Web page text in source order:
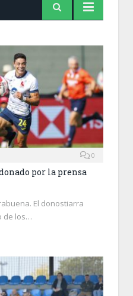
0
por la prensa
El donostiarra
de los…